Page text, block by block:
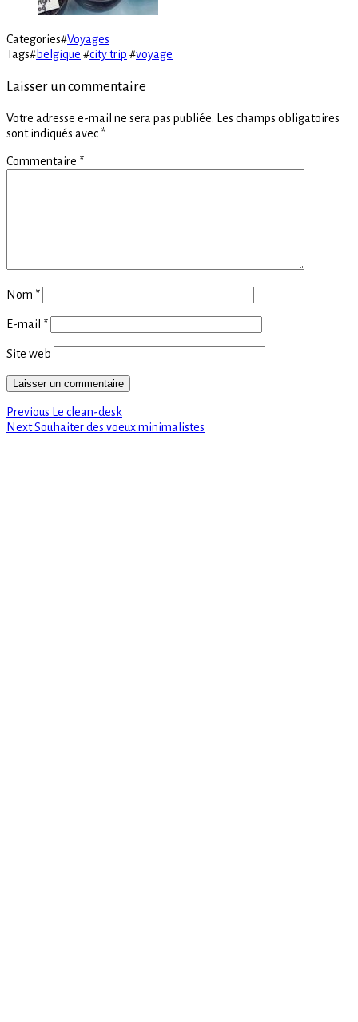
Categories#Voyages
Tags#belgique #city trip #voyage
Laisser un commentaire
Votre adresse e-mail ne sera pas publiée.
Les champs obligatoires
sont indiqués avec *
Commentaire *
Nom *
E-mail *
Site web
Navigation
de
Previous Previous
post:
Le clean-desk
NextNext
Souhaiter des voeux minimalistes